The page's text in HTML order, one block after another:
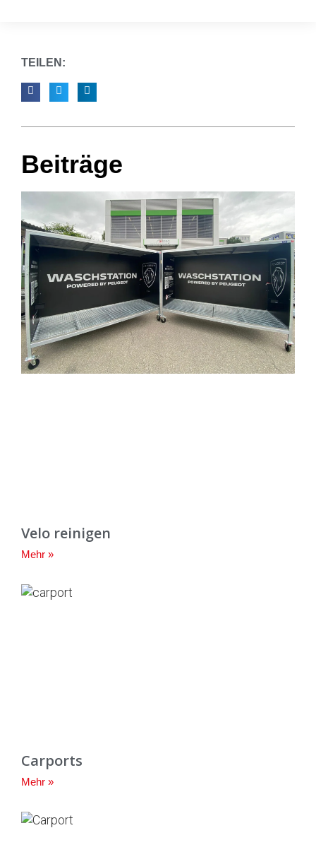
TEILEN:
Beiträge
Velo reinigen
Mehr »
Carports
Mehr »